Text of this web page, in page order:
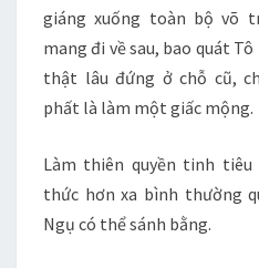
giáng xuống toàn bộ võ
mang đi về sau, bao quát
thật lâu đứng ở chỗ cũ,
phất là làm một giấc mộng.
Làm thiên quyền tinh
thức hơn xa bình thường
Ngụ có thể sánh bằng.